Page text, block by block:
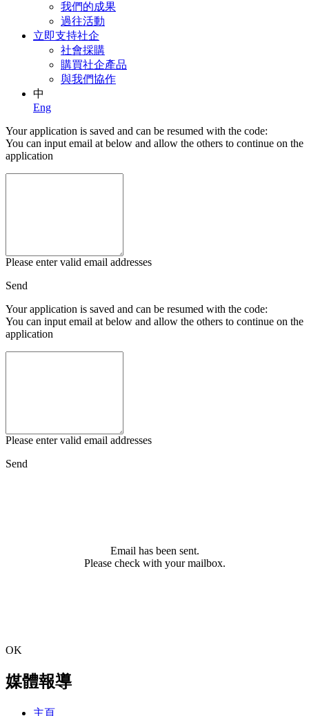
我們的成果
過往活動
立即支持社企
社會採購
購買社企產品
與我們協作
中
Eng
Your application is saved and can be resumed with the code:
You can input email at below and allow the others to continue on the
application
Please enter valid email addresses
Send
Your application is saved and can be resumed with the code:
You can input email at below and allow the others to continue on the
application
Please enter valid email addresses
Send
Email has been sent.
Please check with your mailbox.
OK
媒體報導
主頁